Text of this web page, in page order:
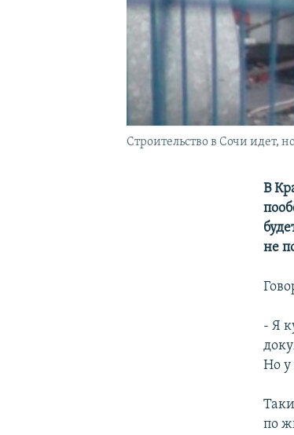
Строительство в Сочи идет,
В
не
- Я
Но у
по